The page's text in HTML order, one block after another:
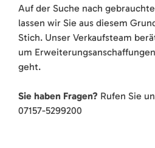
Auf der Suche nach
lassen wir Sie aus diesem
Stich. Unser Verkaufsteam
um
geht.
Sie haben Fragen? Rufen Sie
07157-5299200